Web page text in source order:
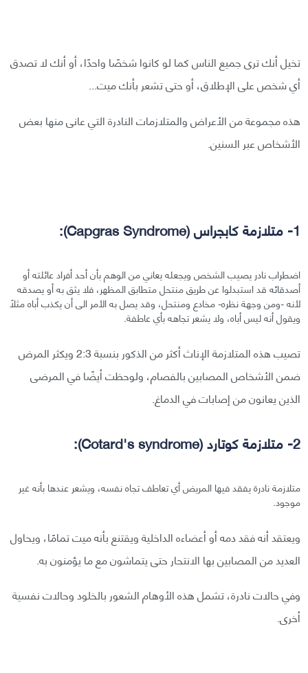
تخيل أنك ترى جميع الناس كما لو كانوا شخصًا واحدًا، أو أنك لا تصدق
أي شخص على الإطلاق، أو حتى تشعر بأنك ميت...
هذه مجموعة من الأعراض والمتلازمات النادرة التي عانى منها بعض
الأشخاص عبر السنين.
1- متلازمة كابجراس (Capgras Syndrome):
اضطراب نادر يصيب الشخص ويجعله يعاني من الوهم بأن أحد أفراد عائلته أو
أصدقائه قد استبدلوا عن طريق منتحل متطابق المظهر، فلا يثق به أو يصدقه
لأنه -ومن وجهة نظره- مخادع ومنتحل، وقد يصل به الأمر الى أن يكذب أباه مثلًا
ويقول أنه ليس أباه، ولا يشعر تجاهه بأي عاطفة.
تصيب هذه المتلازمة الإناث أكثر من الذكور بنسبة 2:3 ويكثر المرض
ضمن الأشخاص المصابين بالفصام، ولوحظت أيضًا في المرضى
الذين يعانون من إصابات في الدماغ.
2- متلازمة كوتارد (Cotard's syndrome):
متلازمة نادرة يفقد فيها المريض أي تعاطف تجاه نفسه، ويشعر عندها بأنه غير
موجود.
ويعتقد أنه فقد دمه أو أعضاءه الداخلية ويقتنع بأنه ميت تمامًا، ويحاول
العديد من المصابين بها الانتحار حتى يتماشون مع ما يؤمنون به.
وفي حالات نادرة، تشمل هذه الأوهام الشعور بالخلود وحالات نفسية
أخرى.